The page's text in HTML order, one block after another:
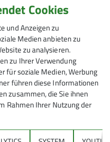
ist bei der
Ehrung der
im Kreisgebiet
die schon lange Jahre
99 waren es 2025
(59), 40jährige (27),
sogar 70jährige (1)
Deutschen
Cookies
und Anzeigen zu
Medien anbieten zu
zu analysieren.
zu Ihrer Verwendung
für soziale Medien, Werbung
führen diese Informationen
zusammen, die Sie ihnen
Rahmen Ihrer Nutzung der